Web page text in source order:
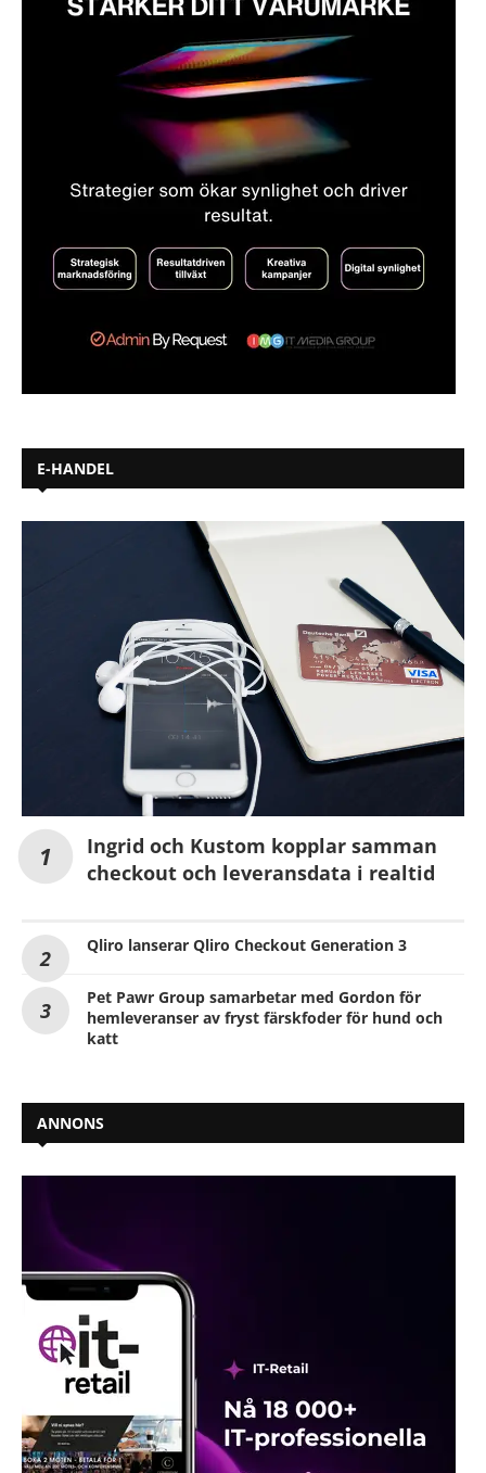
E-HANDEL
Ingrid och Kustom kopplar samman
checkout och leveransdata i realtid
Qliro lanserar Qliro Checkout Generation 3
Pet Pawr Group samarbetar med Gordon för
hemleveranser av fryst färskfoder för hund och
katt
ANNONS